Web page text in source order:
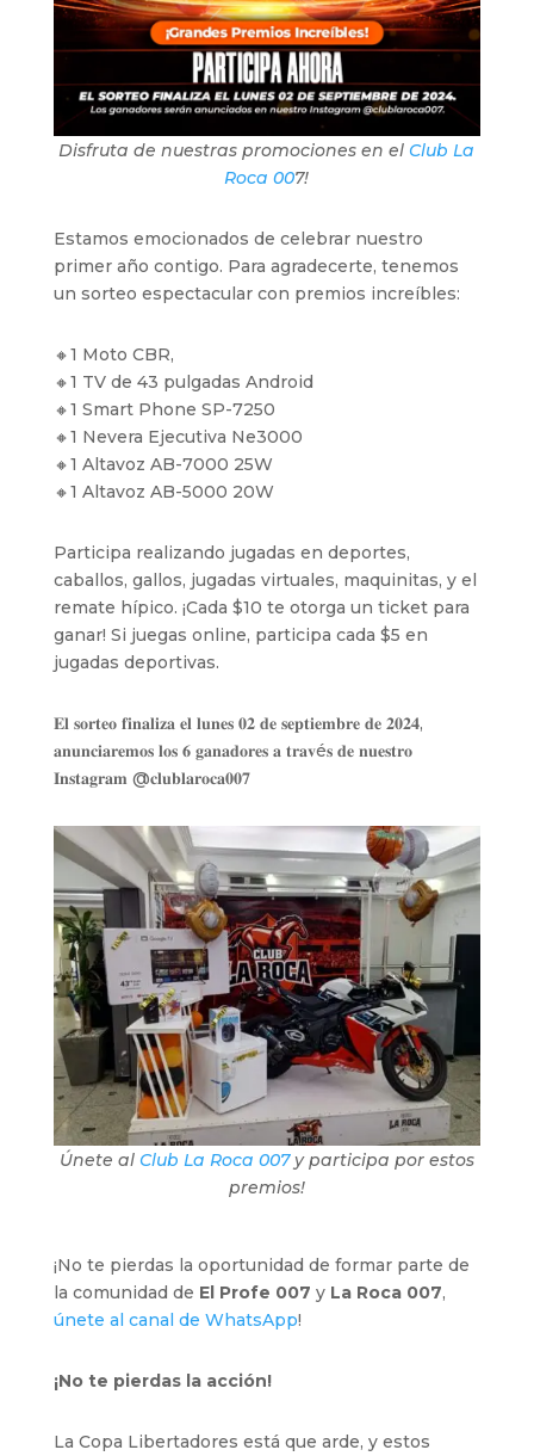
Disfruta de nuestras promociones en elClub La
Roca 007!
Estamos emocionados de celebrar nuestro
primer año contigo. Para agradecerte, tenemos
un sorteo espectacular con premios increíbles:
🔸1 Moto CBR,
🔸1 TV de 43 pulgadas Android
🔸1 Smart Phone SP-7250
🔸1 Nevera Ejecutiva Ne3000
🔸1 Altavoz AB-7000 25W
🔸1 Altavoz AB-5000 20W
Participa realizando jugadas en deportes,
caballos, gallos, jugadas virtuales, maquinitas, y el
remate hípico. ¡Cada $10 te otorga un ticket para
ganar! Si juegas online, participa cada $5 en
jugadas deportivas.
𝐄𝐥 𝐬𝐨𝐫𝐭𝐞𝐨 𝐟𝐢𝐧𝐚𝐥𝐢𝐳𝐚 𝐞𝐥 𝐥𝐮𝐧𝐞𝐬 𝟎𝟐 𝐝𝐞 𝐬𝐞𝐩𝐭𝐢𝐞𝐦𝐛𝐫𝐞 𝐝𝐞 𝟐𝟎𝟐𝟒,
𝐚𝐧𝐮𝐧𝐜𝐢𝐚𝐫𝐞𝐦𝐨𝐬 𝐥𝐨𝐬 𝟔 𝐠𝐚𝐧𝐚𝐝𝐨𝐫𝐞𝐬 𝐚 𝐭𝐫𝐚𝐯é𝐬 𝐝𝐞 𝐧𝐮𝐞𝐬𝐭𝐫𝐨
𝐈𝐧𝐬𝐭𝐚𝐠𝐫𝐚𝐦 @‌𝐜𝐥𝐮𝐛𝐥𝐚𝐫𝐨𝐜𝐚𝟎𝟎𝟕
Únete al Club La Roca 007y participa por estos
premios!
¡No te pierdas la oportunidad de formar parte de
la comunidad de El Profe 007 y La Roca 007,
únete al canal de WhatsApp!
¡No te pierdas la acción!
La Copa Libertadores está que arde, y estos